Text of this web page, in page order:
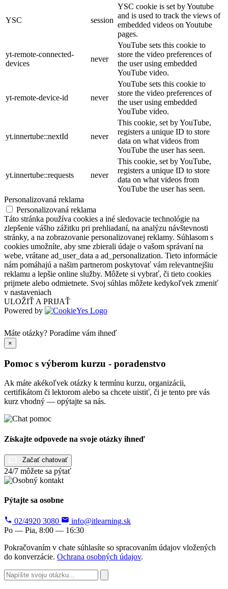
YSC session
YSC cookie is set by Youtube
and is used to track the views of
embedded videos on Youtube
pages.
yt-remote-connected-
devices
never
YouTube sets this cookie to
store the video preferences of
the user using embedded
YouTube video.
yt-remote-device-id never
YouTube sets this cookie to
store the video preferences of
the user using embedded
YouTube video.
yt.innertube::nextId never
This cookie, set by YouTube,
registers a unique ID to store
data on what videos from
YouTube the user has seen.
yt.innertube::requests never
This cookie, set by YouTube,
registers a unique ID to store
data on what videos from
YouTube the user has seen.
Personalizovaná reklama
Personalizovaná reklama
Táto stránka používa cookies a iné sledovacie technológie na
zlepšenie vášho zážitku pri prehliadaní, na analýzu návštevnosti
stránky, a na zobrazovanie personalizovanej reklamy. Súhlasom s
cookies umožníte, aby sme zbierali údaje o vašom správaní na
webe, vrátane ad_user_data a ad_personalization. Tieto informácie
nám pomáhajú a našim partnerom poskytovať vám relevantnejšiu
reklamu a lepšie online služby. Môžete si vybrať, či tieto cookies
prijmete alebo odmietnete. Svoj súhlas môžete kedykoľvek zmeniť
v nastaveniach
ULOŽIŤ A PRIJAŤ
Powered by
Máte otázky? Poradíme vám ihneď
×
Pomoc s výberom kurzu - poradenstvo
Ak máte akékoľvek otázky k termínu kurzu, organizácii,
certifikátom či lektorom alebo sa chcete uistiť, či je tento pre vás
kurz vhodný — opýtajte sa nás.
Získajte odpovede na svoje otázky ihneď
Začať chatovať
24/7 môžete sa pýtať
Pýtajte sa osobne
02/4920 3080
info@itlearning.sk
Po — Pia, 8:00 — 16:30
Pokračovaním v chate súhlasíte so spracovaním údajov vložených
do konverzácie. Ochrana osobných údajov.